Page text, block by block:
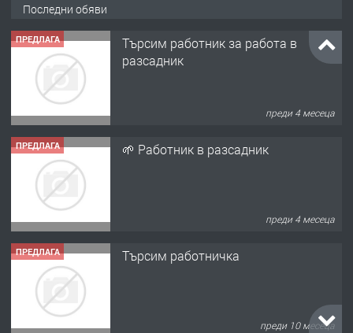
Последни обяви
ПРЕДЛАГА
Търсим работник за работа в
разсадник
преди 4 месеца
ПРЕДЛАГА 🌱 Работник в разсадник
преди 4 месеца
ПРЕДЛАГА Търсим работничка
преди 10 месеца